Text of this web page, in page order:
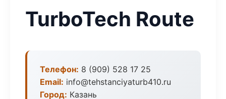
TurboTech Route
Телефон: 8 (909) 528 17 25
Email: info@tehstanciyaturb410.ru
Город: Казань